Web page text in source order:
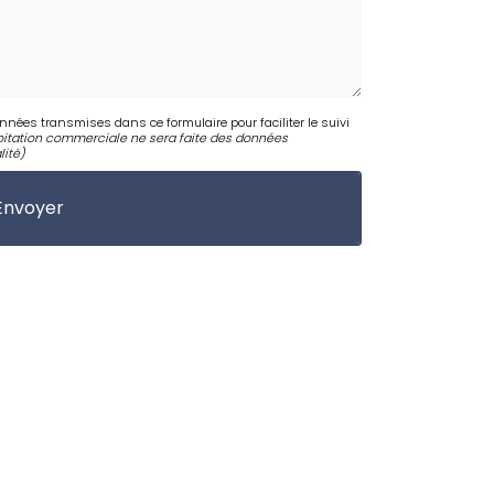
transmises dans ce formulaire pour faciliter le suivi
commerciale ne sera faite des données
)